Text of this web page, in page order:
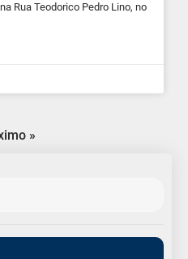
Rua Teodorico Pedro Lino, no
»